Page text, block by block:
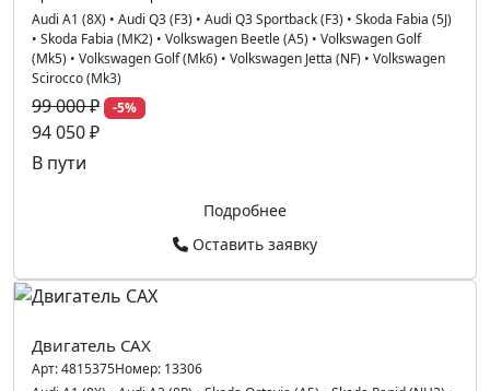
Audi A1 (8X) • Audi Q3 (F3) • Audi Q3 Sportback (F3) • Skoda Fabia (5J)
• Skoda Fabia (MK2) • Volkswagen Beetle (A5) • Volkswagen Golf
(Mk5) • Volkswagen Golf (Mk6) • Volkswagen Jetta (NF) • Volkswagen
Scirocco (Mk3)
99 000 ₽ -5%
94 050 ₽
В пути
Подробнее
Оставить заявку
Двигатель CAX
Арт:4815375Номер: 13306